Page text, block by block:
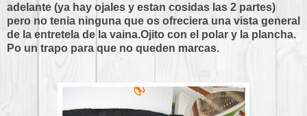
adelante (ya hay ojales y estan cosidas las 2 partes)
pero no tenia ninguna que os ofreciera una vista general
de la entretela de la vaina.Ojito con el polar y la plancha.
Po un trapo para que no queden marcas.